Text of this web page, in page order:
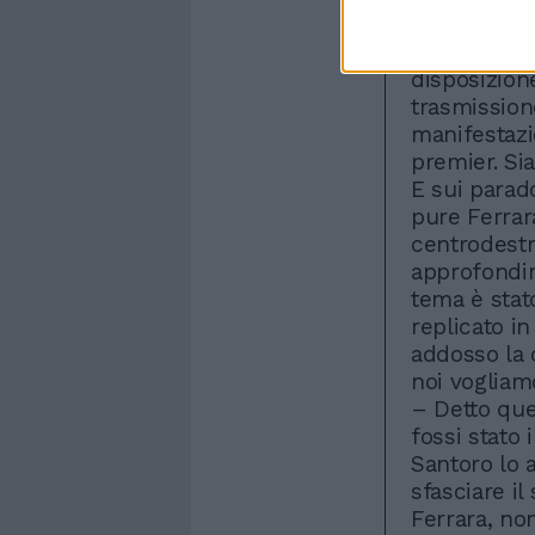
Come
premier.
E sui
pure
tema è
replicato
addosso
noi
– Detto
fossi stato
Santoro lo
sfasciare il
Ferrara,